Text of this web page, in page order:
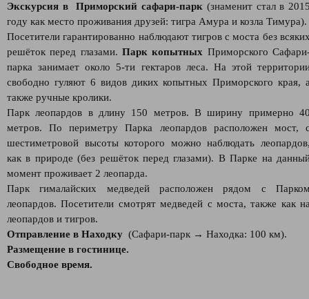
Экскурсия в Приморский сафари-парк (знаменит стал в
году как место проживания друзей: тигра Амура и козла Тимура).
Посетители гарантированно наблюдают тигров с моста без
решёток перед глазами. Парк копытных Приморского
парка занимает около 5-ти гектаров леса. На этой
свободно гуляют 6 видов диких копытных Приморского края,
также ручные кролики.
Парк леопардов в длину 150 метров. В ширину примерно
метров. По периметру Парка леопардов расположен мост,
шестиметровой высоты которого можно наблюдать
как в природе (без решёток перед глазами). В Парке на
момент проживает 2 леопарда.
Парк гималайских медведей расположен рядом с
леопардов. Посетители смотрят медведей с моста, также как
леопардов и тигров.
Отправление в Находку (Сафари-парк → Находка: 100 км).
Размещение в гостинице.
Свободное время.